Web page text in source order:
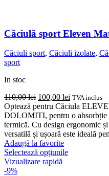
Opțiunile
pot
fi
alese
Căciulă sport Eleven
Căciuli sport, Căciuli izolate,
sport
In stoc
110,00lei Prețul
inițial
a
fost:
110,00 lei.
100,00 lei Prețul
curent
este:
100,00 lei.
TVA inclus
Optează pentru Căciula
DOLOMITI, pentru o absorbție
termică. Cu design ergonomic
versatilă și ușoară este ideală
Adaugă la favorite
Selectează opțiunileAcest
Vizualizare rapidă
-9%